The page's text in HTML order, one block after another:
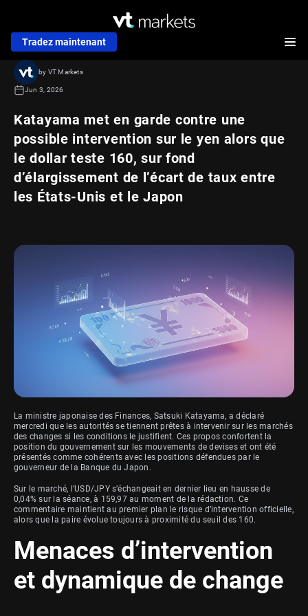
Tradez maintenant
Katayama met en garde contre une
possible intervention sur le yen alors que
le dollar teste 160, sur fond
d’élargissement de l’écart de taux entre
les États-Unis et le Japon
by VT Markets
Jun 3, 2026
La ministre japonaise des Finances, Satsuki Katayama, a déclaré
mercredi que les autorités se tiennent prêtes à intervenir sur les marchés
des changes si les conditions le justifient. Ces propos confortent la
position du gouvernement sur les mouvements de devises et ont été
présentés comme cohérents avec les positions défendues par le
gouverneur de la Banque du Japon.
Sur le marché, l’USD/JPY s’échangeait en dernier lieu en hausse de
0,04% sur la séance, à 159,97 au moment de la rédaction. Ce
commentaire maintient au premier plan le risque d’intervention officielle,
alors que la paire évolue toujours à proximité du seuil des 160.
Menaces d’intervention
et dynamique de change